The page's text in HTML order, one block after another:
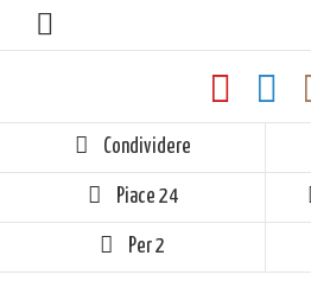
Condividere
Piace 24
Per 2